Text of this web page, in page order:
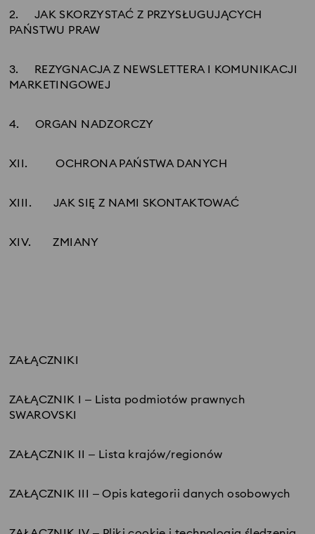
2. JAK SKORZYSTAĆ Z PRZYSŁUGUJĄCYCH
PAŃSTWU PRAW
3. REZYGNACJA Z NEWSLETTERA I KOMUNIKACJI
MARKETINGOWEJ
4. ORGAN NADZORCZY
XII. OCHRONA PAŃSTWA DANYCH
XIII. JAK SIĘ Z NAMI SKONTAKTOWAĆ
XIV. ZMIANY
ZAŁĄCZNIKI
ZAŁĄCZNIK I – Lista podmiotów prawnych
SWAROVSKI
ZAŁĄCZNIK II – Lista krajów/regionów
ZAŁĄCZNIK III – Opis kategorii danych osobowych